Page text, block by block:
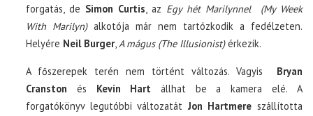
forgatás, de Simon Curtis, az Egy hét Marilynnel (My Week
With Marilyn)alkotója már nem tartózkodik a fedélzeten.
Helyére Neil Burger,A mágus (The Illusionist)érkezik.
A főszerepek terén nem történt változás. Vagyis Bryan
Cranston és Kevin Hart állhat be a kamera elé. A
forgatókönyv legutóbbi változatát Jon Hartmere szállította